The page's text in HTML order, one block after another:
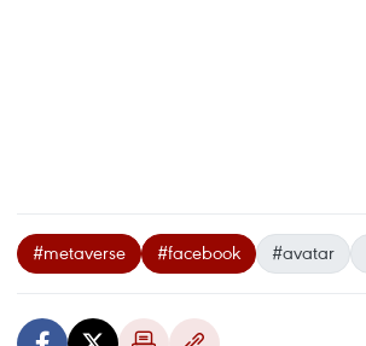
#metaverse #facebook #avatar